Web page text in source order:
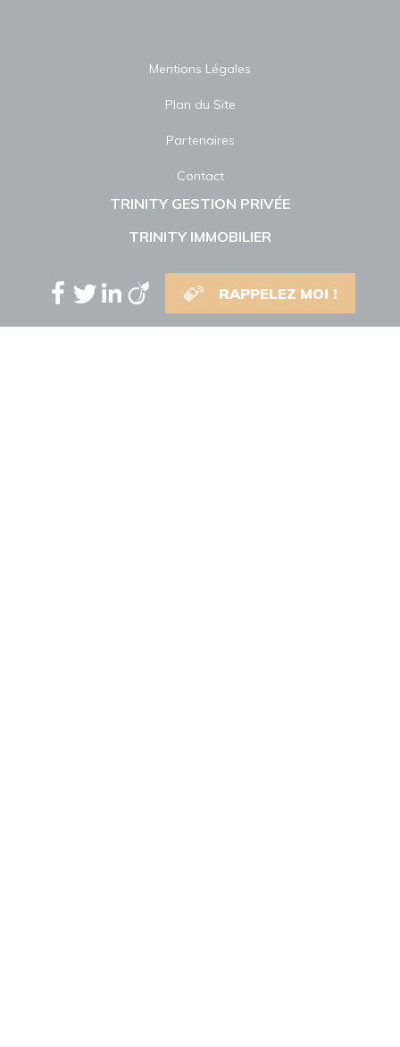
Mentions Légales
Plan du Site
Partenaires
Contact
TRINITY GESTION PRIVÉE
TRINITY IMMOBILIER
RAPPELEZ MOI !